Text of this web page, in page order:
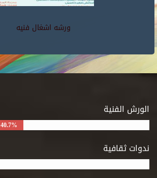
ورشه اشغال فنيه
الورش الفنية
40.7%
ندوات ثقافية